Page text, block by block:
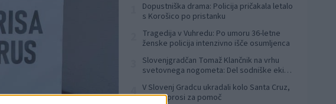
Dopustniška drama: Policija pričakala letalo
s Korošico po pristanku
Tragedija v Vuhredu: Po umoru 36-letne
ženske policija intenzivno išče osumljenca
Slovenjgradčan Tomaž Klančnik na vrhu
svetovnega nogometa: Del sodniške ekipe
4 V Slovenj Gradcu ukradali kolo Santa Cruz,
lastnik prosi za pomoč